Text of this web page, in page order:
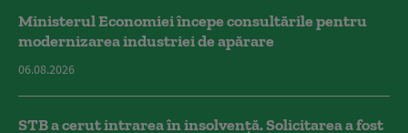
Ministerul Economiei începe consultările pentru
modernizarea industriei de apărare
06.08.2026
STB a cerut intrarea în insolvență. Solicitarea a fost